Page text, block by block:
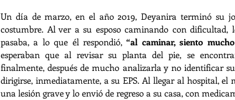
Un día de marzo, en el año 2019, Deyanira terminó su
costumbre. Al ver a su esposo caminando con
pasaba, a lo que él respondió, “al caminar, siento
esperaban que al revisar su planta del pie, se
finalmente, después de mucho analizarla y no identificar
dirigirse, inmediatamente, a su EPS. Al llegar al hospital,
una lesión grave y lo envió de regreso a su casa, con